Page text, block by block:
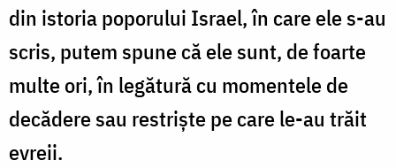
din istoria poporului Israel, în care ele s-au
scris, putem spune că ele sunt, de foarte
multe ori, în legătură cu momentele de
decădere sau restrişte pe care le-au trăit
evreii.